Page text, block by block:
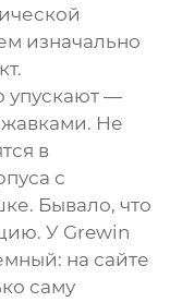
изначально
упускают —
Не
в
с
Бывало, что
У Grewin
на сайте
саму